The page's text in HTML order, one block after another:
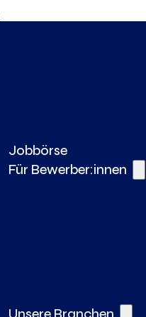
Jobbörse
Für Bewerber:innen